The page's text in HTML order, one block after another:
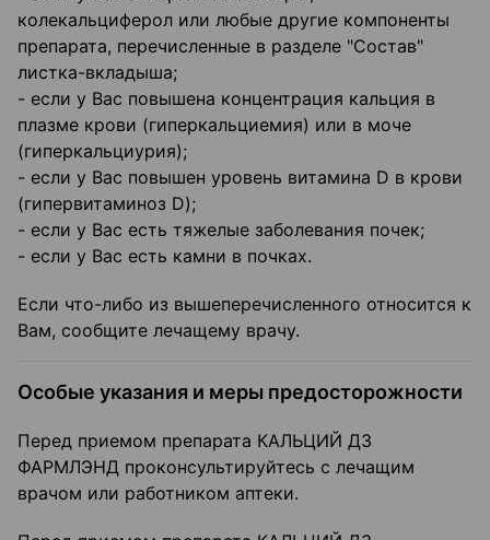
колекальциферол или любые другие компоненты
препарата, перечисленные в разделе "Состав"
листка-вкладыша;
- если у Вас повышена концентрация кальция в
плазме крови (гиперкальциемия) или в моче
(гиперкальциурия);
- если у Вас повышен уровень витамина D в крови
(гипервитаминоз D);
- если у Вас есть тяжелые заболевания почек;
- если у Вас есть камни в почках.
Если что-либо из вышеперечисленного относится к
Вам, сообщите лечащему врачу.
Особые указания и меры предосторожности
Перед приемом препарата КАЛЬЦИЙ Д3
ФАРМЛЭНД проконсультируйтесь с лечащим
врачом или работником аптеки.